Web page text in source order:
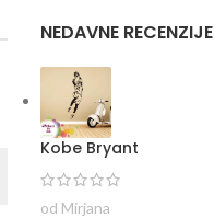
NEDAVNE RECENZIJE
Kobe Bryant
od Mirjana